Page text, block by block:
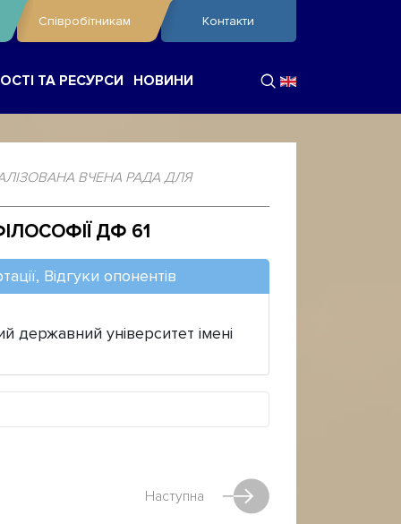
Співробітникам Контакти
ТА РЕСУРСИ НОВИНИ
ВЧЕНА РАДА ДЛЯ
ДФ 61
Відгуки опонентів
університет імені
Наступна